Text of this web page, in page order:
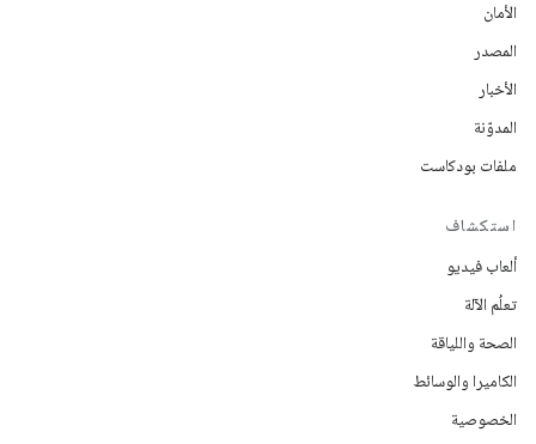
الأمان
المصدر
الأخبار
المدوّنة
ملفات بودكاست
استكشاف
ألعاب فيديو
تعلُم الآلة
الصحة واللياقة
الكاميرا والوسائط
الخصوصية